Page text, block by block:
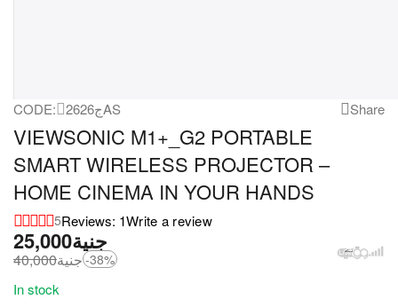
CODE: 26ج26AS Share
VIEWSONIC M1+_G2 PORTABLE
SMART WIRELESS PROJECTOR –
HOME CINEMA IN YOUR HANDS
5Reviews: 1Write a review
جنية25,000
جنية40,000 -38%
In stock